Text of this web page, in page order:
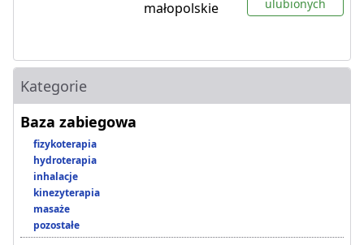
małopolskie
ulubionych
Kategorie
Baza zabiegowa
fizykoterapia
hydroterapia
inhalacje
kinezyterapia
masaże
pozostałe